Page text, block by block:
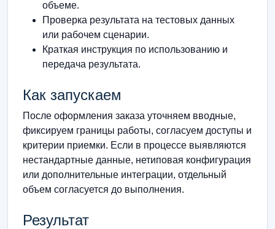
объеме.
Проверка результата на тестовых данных
или рабочем сценарии.
Краткая инструкция по использованию и
передача результата.
Как запускаем
После оформления заказа уточняем вводные,
фиксируем границы работы, согласуем доступы и
критерии приемки. Если в процессе выявляются
нестандартные данные, нетиповая конфигурация
или дополнительные интеграции, отдельный
объем согласуется до выполнения.
Результат